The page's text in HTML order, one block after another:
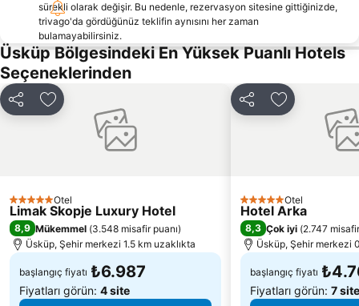
sürekli olarak değişir. Bu nedenle, rezervasyon sitesine gittiğinizde,
trivago'da gördüğünüz teklifin aynısını her zaman
bulamayabilirsiniz.
Üsküp Bölgesindeki En Yüksek Puanlı Hotels
Seçeneklerinden
Paylaş Favorilerime ekle
5 Yıldız Otel
Limak Skopje Luxury Hotel
8,9 Mükemmel (3.548 misafir puanı)
Üsküp, Şehir merkezi 1.5 km uzaklıkta
başlangıç fiyatı ₺6.987
Fiyatları görün: 4 site
Paylaş Favorilerime
5 Yıldız Otel
Hotel Arka
8,3 Çok iyi (2.747
Üsküp, Şehir merkezi
başlangıç fiyatı
Fiyatları görün: 7 site